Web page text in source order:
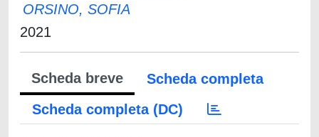
ORSINO, SOFIA
2021
Scheda breve
Scheda completa
Scheda completa (DC)